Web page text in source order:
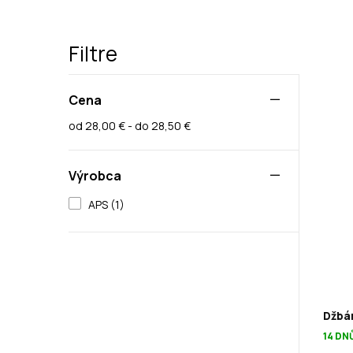
Filtre
Cena
od 28,00 € - do 28,50 €
Výrobca
APS (1)
14